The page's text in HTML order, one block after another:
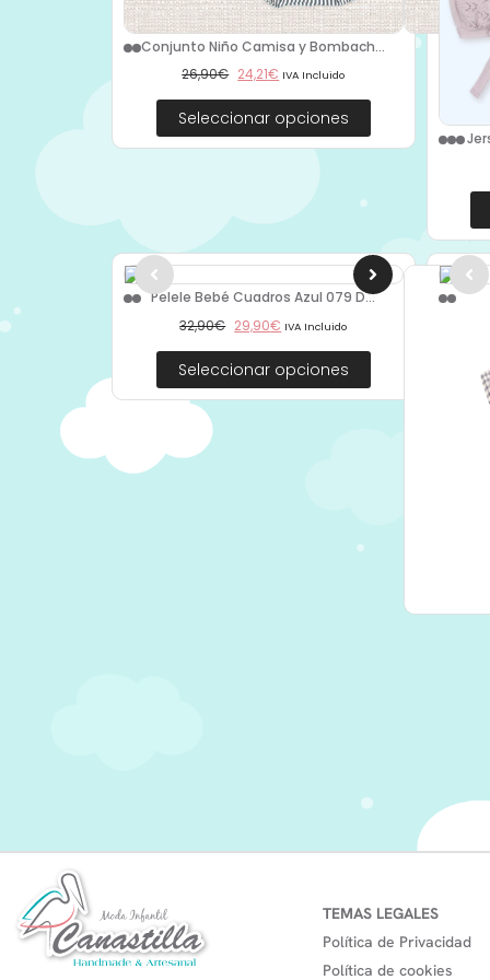
Conjunto Niño Camisa y Bombach...
26,90€ 24,21€ IVA Incluido
Seleccionar opciones
Pelele Bebé Cuadros Azul 079 D...
32,90€ 29,90€ IVA Incluido
Seleccionar opciones
TEMAS LEGALES
Política de Privacidad
Política de cookies